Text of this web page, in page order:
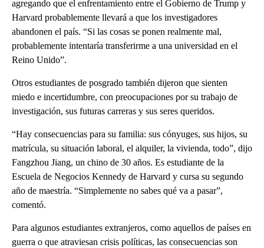
agregando que el enfrentamiento entre el Gobierno de Trump y
Harvard probablemente llevará a que los investigadores
abandonen el país. “Si las cosas se ponen realmente mal,
probablemente intentaría transferirme a una universidad en el
Reino Unido”.
Otros estudiantes de posgrado también dijeron que sienten
miedo e incertidumbre, con preocupaciones por su trabajo de
investigación, sus futuras carreras y sus seres queridos.
“Hay consecuencias para su familia: sus cónyuges, sus hijos, su
matrícula, su situación laboral, el alquiler, la vivienda, todo”, dijo
Fangzhou Jiang, un chino de 30 años. Es estudiante de la
Escuela de Negocios Kennedy de Harvard y cursa su segundo
año de maestría. “Simplemente no sabes qué va a pasar”,
comentó.
Para algunos estudiantes extranjeros, como aquellos de países en
guerra o que atraviesan crisis políticas, las consecuencias son